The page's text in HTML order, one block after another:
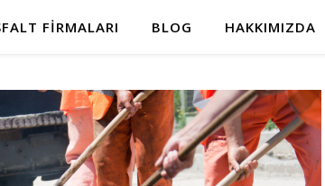
FIRMALARI BLOG HAKKIMIZDA